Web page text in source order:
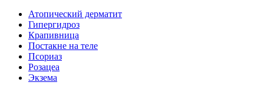
Атопический дерматит
Гипергидроз
Крапивница
Постакне на теле
Псориаз
Розацеа
Экзема